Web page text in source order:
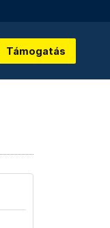
Támogatás